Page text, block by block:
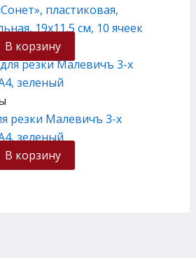
пластиковая,
19х11,5 см, 10 ячеек
В корзину
резки Малевичъ 3-х
зеленый
В корзину